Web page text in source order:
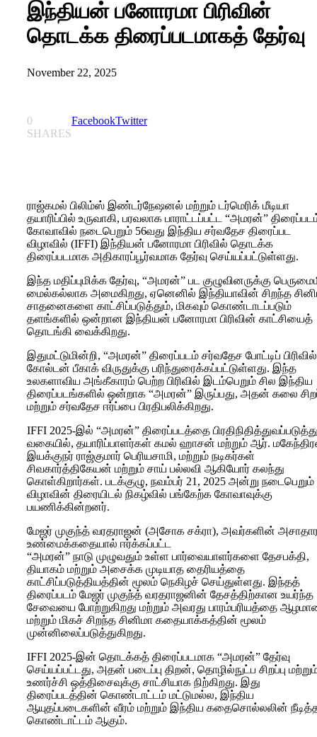
இந்தியன் பனோரமா பிரிவின்
தொடக்க திரைப்படமாகத் தேர்வு
November 22, 2025
0
SHARES
FacebookTwitter
ராஜ்கமல் பிலிம்ஸ் இண்டர்நேஷனல் மற்றும் டர்மெரிக் மீடியா
தயாரிப்பில் உருவாகி, பரவலாக பாராட்டப்பட்ட “அமரன்”
கோவாவில் நடைபெறும் 56வது இந்திய சர்வதேச திரைப்பட
விழாவில் (IFFI) இந்தியன் பனோரமா பிரிவில் தொடக்க
திரைப்படமாக அதிகாரப்பூர்வமாக தேர்வு செய்யப்பட்டுள்ளது.
இந்த மதிப்புமிக்க தேர்வு, “அமரன்” பட குழுவினருக்கு
மைல்கல்லாக அமைகிறது, ஏனெனில் இந்தியாவின் சிறந்த
சாதனைகளை காட்சிப்படுத்தும், மிகவும் கொண்டாடப்படும்
தளங்களில் ஒன்றான இந்தியன் பனோரமா பிரிவின் காட்சியைத்
தொடங்கி வைக்கிறது.
இதுமட்டுமின்றி, “அமரன்” திரைப்படம் சர்வதேச போட்டிப் பிரிவில்
கோல்டன் பீகாக் விருதுக்கு பரிந்துரைக்கப்பட்டுள்ளது. இந்த
உலகளாவிய அங்கீகாரம் பெற்ற பிரிவில் இடம்பெறும் சில இந்திய
திரைப்படங்களில் ஒன்றாக “அமரன்” இருப்பது, அதன் கலை
மற்றும் சர்வதேச ஈர்ப்பை பிரதிபலிக்கிறது.
IFFI 2025-இல் “அமரன்” திரைப்படத்தை
வகையில், தயாரிப்பாளர்கள் கமல் ஹாசன் மற்றும் ஆர்.
இயக்குநர் ராஜ்குமார் பெரியசாமி, மற்றும் நடிகர்கள்
சிவகார்த்திகேயன் மற்றும் சாய் பல்லவி ஆகியோர் கலந்து
கொள்கிறார்கள். படக்குழு, நவம்பர் 21, 2025 அன்று நடைபெறும்
விழாவின் திரையிடல் நிகழ்வில் பங்கேற்க கோவாவுக்கு
பயணிக்கின்றனர்.
மேஜர் முகுந்த் வரதராஜன் (அசோக சக்ரா), அவர்களின்
உண்மைக்கதையால் ஈர்க்கப்பட்ட
“அமரன்” நாடு முழுவதும் உள்ள பார்வையாளர்களை தேசபக்தி,
தியாகம் மற்றும் அசைக்க முடியாத தைரியத்தை
காட்சிப்படுத்தியத்தின் மூலம் நெகிழச் செய்துள்ளது. இந்தத்
திரைப்படம் மேஜர் முகுந்த் வரதராஜனின் தேசத்திற்கான உயர்ந்த
சேவையை போற்றுகிறது மற்றும் அவரது பாரம்பரியத்தை
மற்றும் மிகச் சிறந்த சினிமா கதையாக்கத்தின் மூலம்
முன்னிலைப்படுத்துகிறது.
IFFI 2025-இன் தொடக்கத் திரைப்படமாக “அமரன்” தேர்வு
செய்யப்பட்டது, அதன் படைப்பு திறன், தொழில்நுட்ப சிறப்பு
உணர்ச்சி ஒத்திசைவுக்கு சாட்சியாக நிற்கிறது. இது
திரைப்படத்தின் கொண்டாட்டம் மட்டுமல்ல, இந்திய
ஆயுதப்படைகளின் வீரம் மற்றும் இந்திய கதைசொல்லலின்
கொண்டாட்டம் ஆகும்.